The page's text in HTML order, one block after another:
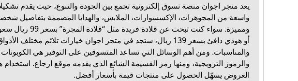
يعد متجر اجوان منصة تسوق إلكترونية تجمع بين الجودة والتنوع، حيث يقدم
واسعة من المجوهرات، الإكسسوارات، الملابس، والهدايا المصممة بتفاصيل
ومميزة. سواء كنت تبحث عن قلادة فريدة مثل
أو هودي دافئ بسعر 139 ريال، ستجد في متجر اجوان خيارات تلائم مختلف
والمناسبات. ومن أهم الوسائل التي تساعد المتسوقين على التوفير هي الكوبونات
والرموز الترويجية، ومنها رمز القسيمة الشائع الذي يقدمه موقع ارجاع. استخدام
العروض يسهّل الحصول على منتجات قيمة بأسعار أفضل.